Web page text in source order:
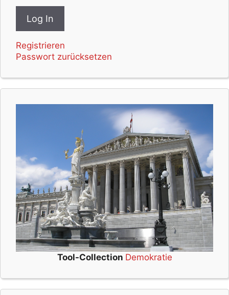
Registrieren
Passwort zurücksetzen
Tool-Collection Demokratie